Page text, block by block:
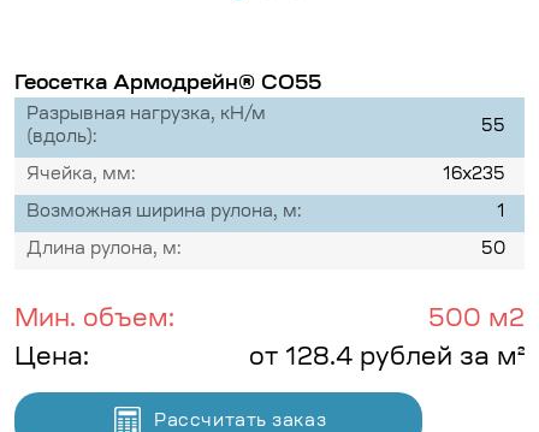
Геосетка Армодрейн® СО55
Разрывная нагрузка, кН/м
(вдоль):
55
Ячейка, мм: 16х235
Возможная ширина рулона, м: 1
Длина рулона, м: 50
Мин. объем:
500 м2
Цена:
от 128.4 рублей за м²
Рассчитать заказ